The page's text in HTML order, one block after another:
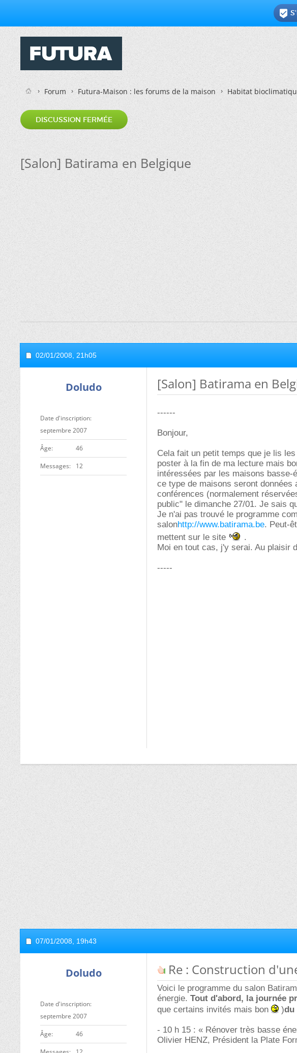

Forum Futura-Maison : les forums de la maison Habitat
DISCUSSION FERMÉE
[Salon] Batirama en Belgique
02/01/2008, 21h05
Doludo
Date d'inscription
septembre 2007
ge 46
Messages 12
[Salon] Batirama en
------
Bonjour,
Cela fait un petit temps que je lis
poster à la fin de ma lecture mais
intéressées par les maisons
ce type de maisons seront données
conférences (normalement
public" le dimanche 27/01. Je sais
Je n'ai pas trouvé le programme
salonhttp://www.batirama.be. Peut-
mettent sur le site
.
Moi en tout cas, j'y serai. Au plaisir
-----
07/01/2008, 19h43
Doludo
Date d'inscription
septembre 2007
ge 46
Re : Construction
Voici le programme du salon
énergie. Tout d'abord, la journée
que certains invités mais bon
)du
- 10 h 15 : « Rénover très basse
Olivier HENZ, Président la Plate